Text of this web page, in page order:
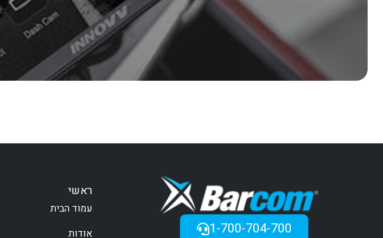
1-700-704-700
ראשי
עמוד הבית
אודות